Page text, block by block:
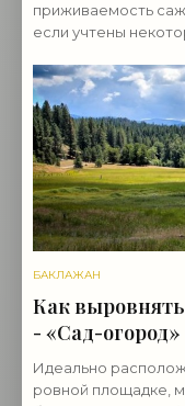
приживаемость
если учтены
готов к
БАКЛАЖАН
Как выровнять
- «Сад-огород»
Идеально
ровной площадке,